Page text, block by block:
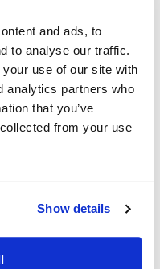
and ads, to
to analyse our traffic.
use of our site with
analytics partners who
that you’ve
from your use
Show details